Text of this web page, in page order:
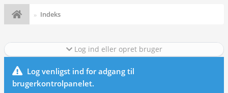
Indeks
Log ind eller opret bruger
Log venligst ind for adgang til
brugerkontrolpanelet.